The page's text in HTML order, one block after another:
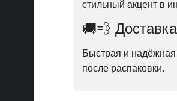
стильный акцент в
🚚💨 Доставка
Быстрая и
после распаковки.